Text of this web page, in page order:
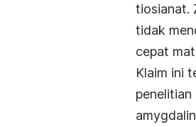
tiosianat.
tidak
cepat
Klaim ini
penelitian